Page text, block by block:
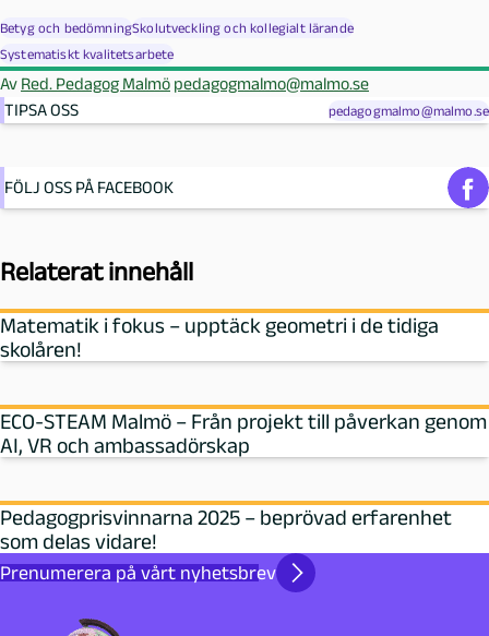
Betyg och bedömningSkolutveckling och kollegialt lärande
Systematiskt kvalitetsarbete
Av Red. Pedagog Malmö pedagogmalmo@malmo.se
TIPSA OSS
pedagogmalmo@malmo.se
FÖLJ OSS PÅ FACEBOOK
Relaterat innehåll
Matematik i fokus – upptäck geometri i de tidiga
skolåren!
ECO-STEAM Malmö – Från projekt till påverkan genom
AI, VR och ambassadörskap
Pedagogprisvinnarna 2025 – beprövad erfarenhet
som delas vidare!
Prenumerera på vårt nyhetsbrev